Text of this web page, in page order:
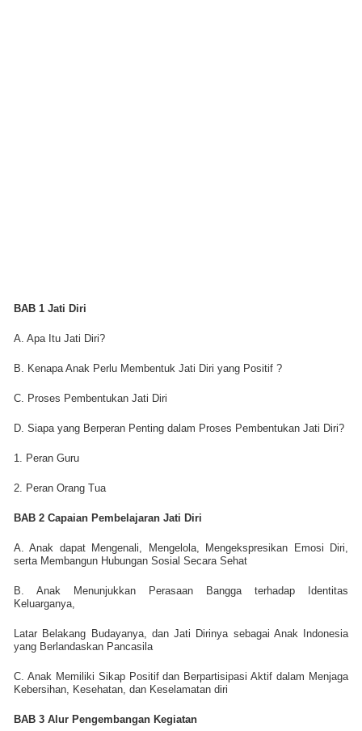
BAB 1 Jati Diri
A. Apa Itu Jati Diri?
B. Kenapa Anak Perlu Membentuk Jati Diri yang Positif ?
C. Proses Pembentukan Jati Diri
D. Siapa yang Berperan Penting dalam Proses Pembentukan Jati Diri?
1. Peran Guru
2. Peran Orang Tua
BAB 2 Capaian Pembelajaran Jati Diri
A. Anak dapat Mengenali, Mengelola, Mengekspresikan Emosi Diri,
serta Membangun Hubungan Sosial Secara Sehat
B. Anak Menunjukkan Perasaan Bangga terhadap Identitas
Keluarganya,
Latar Belakang Budayanya, dan Jati Dirinya sebagai Anak Indonesia
yang Berlandaskan Pancasila
C. Anak Memiliki Sikap Positif dan Berpartisipasi Aktif dalam Menjaga
Kebersihan, Kesehatan, dan Keselamatan diri
BAB 3 Alur Pengembangan Kegiatan